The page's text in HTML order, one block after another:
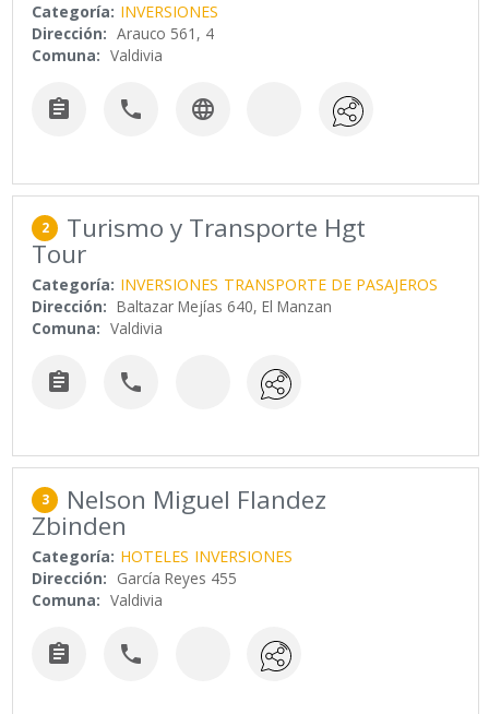
Categoría: INVERSIONES
Dirección: Arauco 561, 4
Comuna: Valdivia
  
2 Turismo y Transporte Hgt
Tour
Categoría: INVERSIONES TRANSPORTE DE PASAJEROS
Dirección: Baltazar Mejías 640, El Manzan
Comuna: Valdivia
 
3 Nelson Miguel Flandez
Zbinden
Categoría: HOTELES INVERSIONES
Dirección: García Reyes 455
Comuna: Valdivia
 